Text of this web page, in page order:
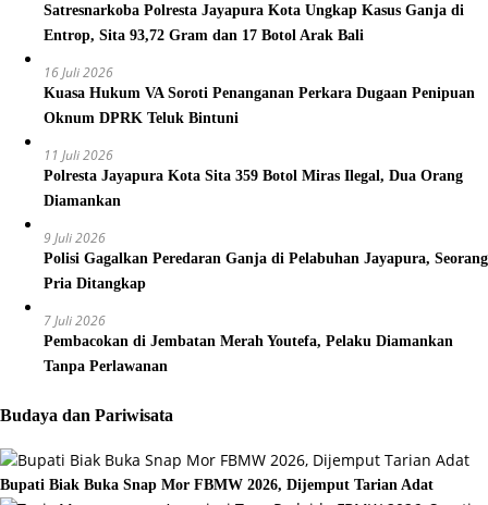
Satresnarkoba Polresta Jayapura Kota Ungkap Kasus Ganja di
Entrop, Sita 93,72 Gram dan 17 Botol Arak Bali
16 Juli 2026
Kuasa Hukum VA Soroti Penanganan Perkara Dugaan Penipuan
Oknum DPRK Teluk Bintuni
11 Juli 2026
Polresta Jayapura Kota Sita 359 Botol Miras Ilegal, Dua Orang
Diamankan
9 Juli 2026
Polisi Gagalkan Peredaran Ganja di Pelabuhan Jayapura, Seorang
Pria Ditangkap
7 Juli 2026
Pembacokan di Jembatan Merah Youtefa, Pelaku Diamankan
Tanpa Perlawanan
Budaya dan Pariwisata
Bupati Biak Buka Snap Mor FBMW 2026, Dijemput Tarian Adat